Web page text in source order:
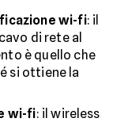
wi-fi: il
di rete al
è quello che
si ottiene la
wi-fi: il wireless